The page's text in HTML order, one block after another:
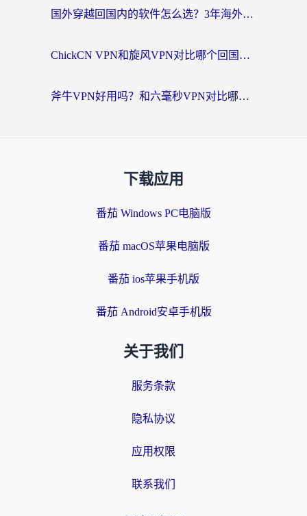
国外穿越回国内的软件怎么选？3年海外党亲测实用指南，告别地域限制
ChickCN VPN和旋风VPN对比哪个回国效果更好？海外党实测回国内网神器指南
斧牛VPN好用吗？和六毫秒VPN对比哪个回国效果更好？海外党亲测实用指南
下载应用
番茄 Windows PC电脑版
番茄 macOS苹果电脑版
番茄 ios苹果手机版
番茄 Android安卓手机版
关于我们
服务条款
隐私协议
应用权限
联系我们